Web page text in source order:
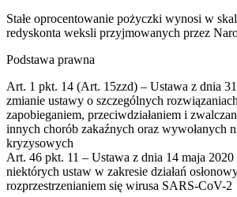
Stałe oprocentowanie pożyczki wynosi w
redyskonta weksli przyjmowanych przez
Podstawa prawna
Art. 1 pkt. 14 (Art. 15zzd) – Ustawa z dnia
zmianie ustawy o szczególnych
zapobieganiem, przeciwdziałaniem i
innych chorób zakaźnych oraz wywołanych
kryzysowych
Art. 46 pkt. 11 – Ustawa z dnia 14 maja 2020
niektórych ustaw w zakresie działań
rozprzestrzenianiem się wirusa SARS-CoV-2